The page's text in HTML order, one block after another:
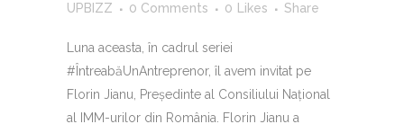
UPBIZZ
0 Comments 0 Likes Share
Luna aceasta, în cadrul seriei
#ÎntreabăUnAntreprenor, îl avem invitat pe
Florin Jianu, Președinte al Consiliului Național
al IMM-urilor din România. Florin Jianu a